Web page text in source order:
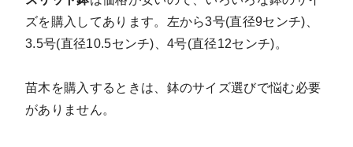
ズを購入してあります。左から3号(直径9センチ)、
3.5号(直径10.5センチ)、4号(直径12センチ)。
苗木を購入するときは、鉢のサイズ選びで悩む必要
がありません。